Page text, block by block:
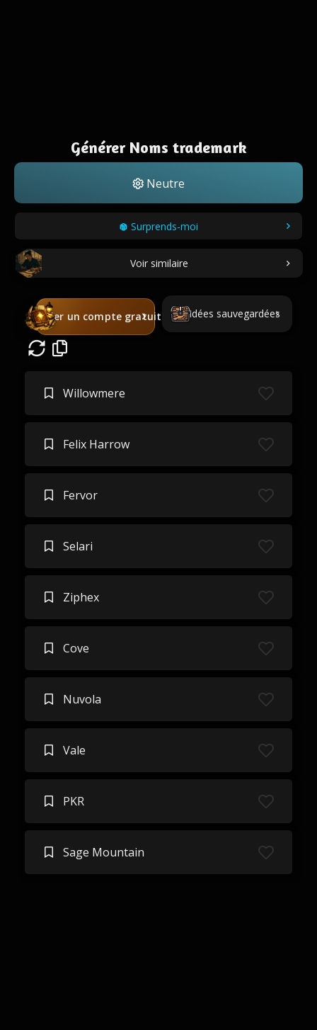
Générer Noms trademark
Neutre
Surprends-moi
Voir similaire
Créer un compte gratuit Idées sauvegardées
Willowmere
Felix Harrow
Fervor
Selari
Ziphex
Cove
Nuvola
Vale
PKR
Sage Mountain